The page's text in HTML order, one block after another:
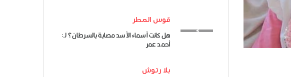
قوس المطر
هل كانت أسماء الأسد مصابة بالسرطان؟ لـ:
أحمد عمر
بلا رتوش